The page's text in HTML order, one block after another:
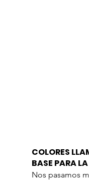
COLORES
BASE PARA
Nos pasamos